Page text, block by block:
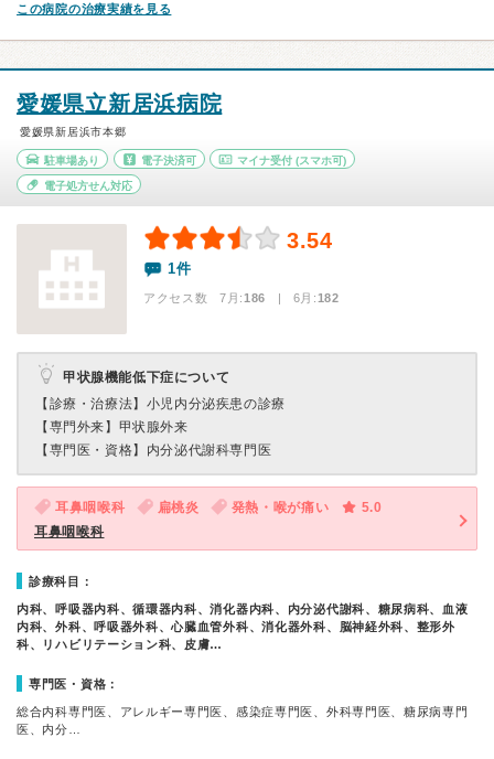
この病院の治療実績を見る
愛媛県立新居浜病院
愛媛県新居浜市本郷
駐車場あり 電子決済可 マイナ受付 (スマホ可)
電子処方せん対応
3.54
1件
アクセス数 7月:186 | 6月:182
甲状腺機能低下症について
【診療・治療法】 小児内分泌疾患の診療
【専門外来】 甲状腺外来
【専門医・資格】 内分泌代謝科専門医
耳鼻咽喉科 扁桃炎 発熱・喉が痛い
5.0
耳鼻咽喉科
診療科目：
内科、呼吸器内科、循環器内科、消化器内科、内分泌代謝科、糖尿病科、血液
内科、外科、呼吸器外科、心臓血管外科、消化器外科、脳神経外科、整形外
科、リハビリテーション科、皮膚…
専門医・資格：
総合内科専門医、アレルギー専門医、感染症専門医、外科専門医、糖尿病専門
医、内分…